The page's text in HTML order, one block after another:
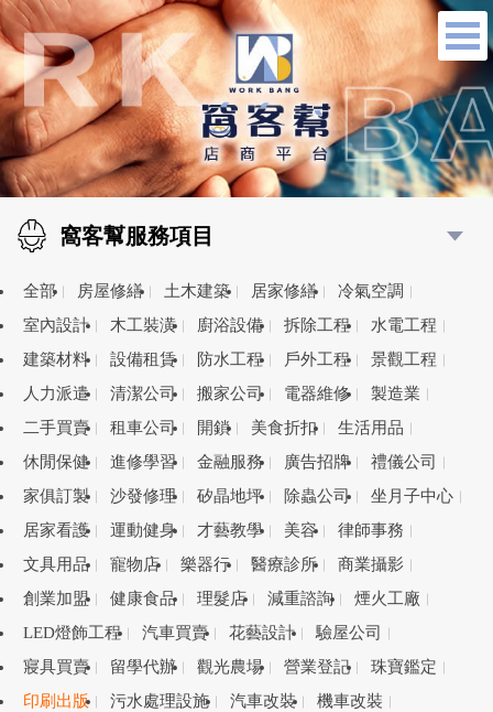
窩客幫服務項目
全部 房屋修繕 土木建築 居家修繕
冷氣空調
室內設計
木工裝潢 廚浴設備 拆除工程
水電工程
建築材料
設備租賃 防水工程 戶外工程
景觀工程
人力派遣
清潔公司 搬家公司 電器維修
製造業
二手買賣
租車公司 開鎖 美食折扣
生活用品
休閒保健
進修學習 金融服務 廣告招牌
禮儀公司
家俱訂製
沙發修理 矽晶地坪 除蟲公司
坐月子中心
居家看護
運動健身 才藝教學 美容
律師事務
文具用品
寵物店 樂器行 醫療診所
商業攝影
創業加盟
健康食品 理髮店 減重諮詢
煙火工廠
LED燈飾工程
汽車買賣 花藝設計
驗屋公司
寢具買賣
留學代辦 觀光農場 營業登記
珠寶鑑定
印刷出版
污水處理設施 汽車改裝
機車改裝